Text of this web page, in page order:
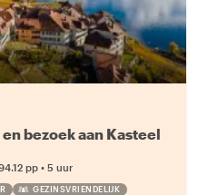
bezoek aan Kasteel
pp • 5 uur
GEZINSVRIENDELIJK